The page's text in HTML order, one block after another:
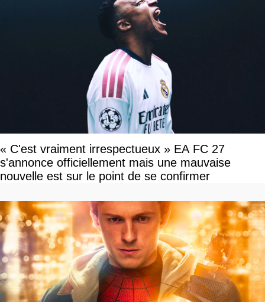
« C'est vraiment irrespectueux » EA FC 27
s'annonce officiellement mais une mauvaise
nouvelle est sur le point de se confirmer